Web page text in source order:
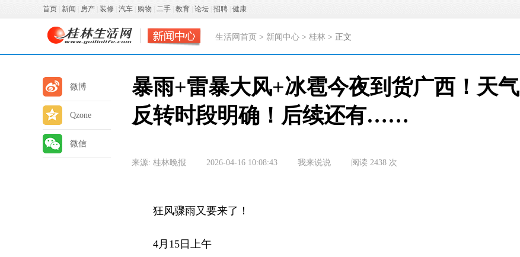
首页 新闻 房产 装修 汽车 购物 二手 教育 论坛 招聘 健康
生活网首页 > 新闻中心 > 桂林 > 正文
微博
Qzone
微信
暴雨+雷暴大风+冰雹今夜到货广西！天气
反转时段明确！后续还有……
来源: 桂林晚报 2026-04-16 10:08:43 我来说说 阅读 2438 次
狂风骤雨又要来了！
4月15日上午